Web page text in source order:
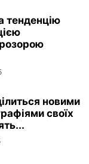
тенденцію
новими
своїх